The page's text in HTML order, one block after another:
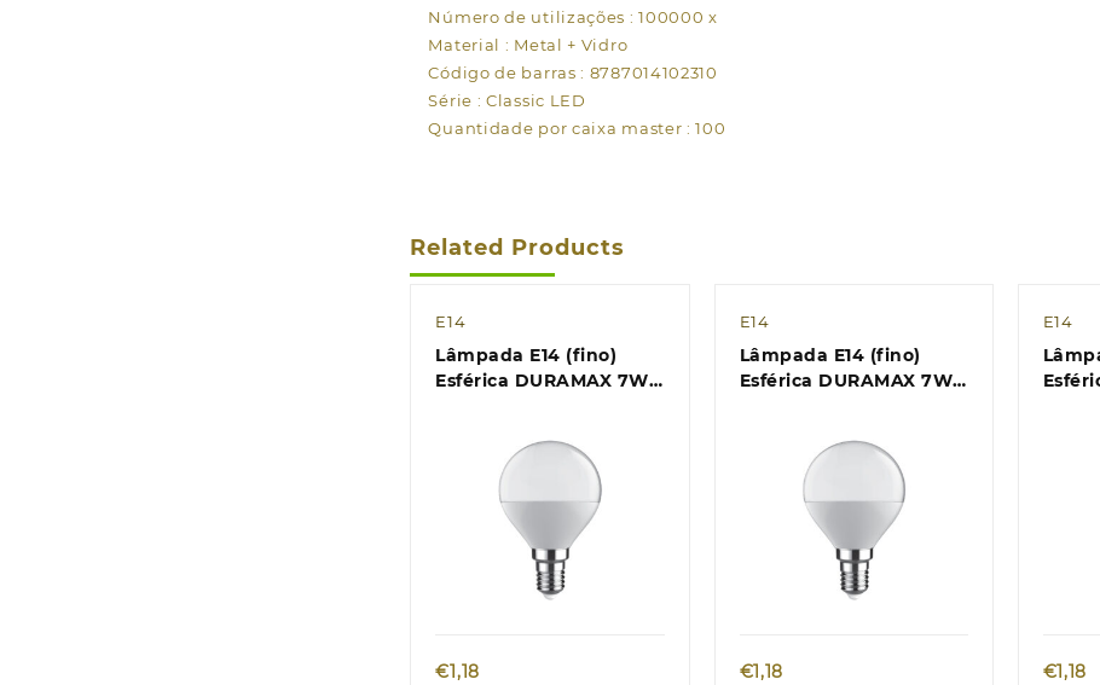
Número de utilizações : 100000 x
Material : Metal + Vidro
Código de barras : 8787014102310
Série : Classic LED
Quantidade por caixa master : 100
Related Products
E14
Lâmpada E14 (fino)
Esférica DURAMAX 7W
Quick view
€1,18
E14
Lâmpada E14 (fino)
Esférica DURAMAX 7W
Quick view
€1,18
E14
€1,18